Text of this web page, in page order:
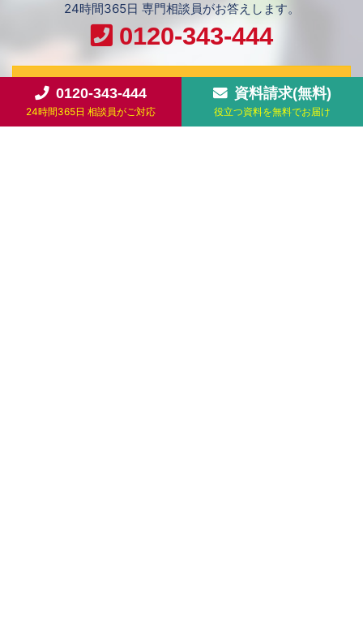
24時間365日 専門相談員がお答えします。
0120-343-444
お問い合わせ
0120-343-444
24時間365日 相談員がご対応
資料請求(無料)
役立つ資料を無料でお届け